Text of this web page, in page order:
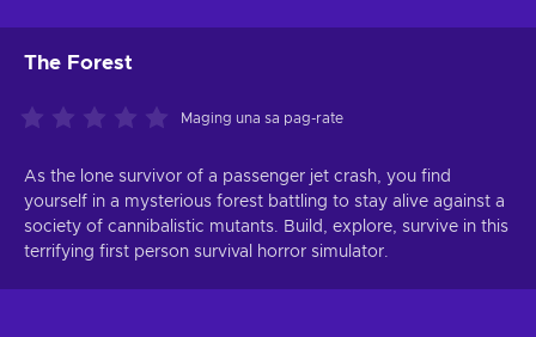
The Forest
Maging una sa pag-rate
As the lone survivor of a passenger jet crash, you find
yourself in a mysterious forest battling to stay alive against a
society of cannibalistic mutants. Build, explore, survive in this
terrifying first person survival horror simulator.